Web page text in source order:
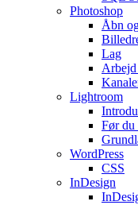
Photoshop
Åbn
Lag
Arbejd
Lightroom
Før du
WordPress
CSS
InDesign